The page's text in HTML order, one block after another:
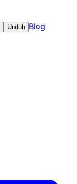
Unduh Blog